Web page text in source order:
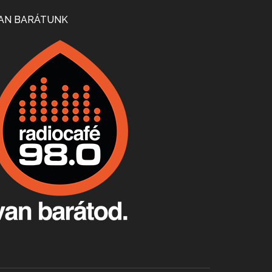
Apr 24, 2026 • 00:38:10
Villány, kékfrankos, Jackfall
Apr 17, 2026 • 00:35:38
Apr 9, 2026 • 00:37:17
BARÁTUNK